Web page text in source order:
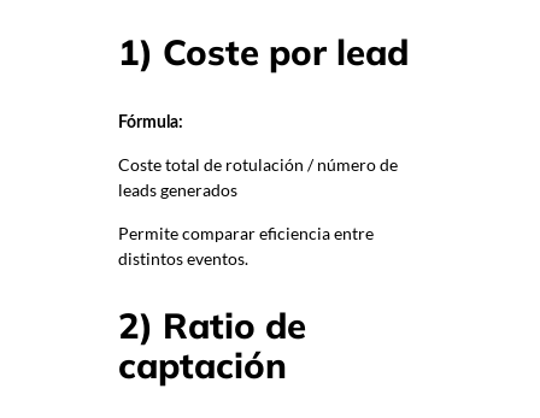
1) Coste por lead
Fórmula:
Coste total de rotulación / número de
leads generados
Permite comparar eficiencia entre
distintos eventos.
2) Ratio de
captación